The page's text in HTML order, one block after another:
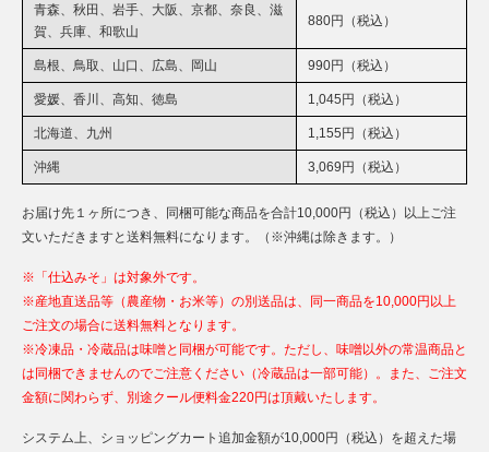
青森、秋田、岩手、大阪、京都、奈良、滋
賀、兵庫、和歌山
880円（税込）
島根、鳥取、山口、広島、岡山 990円（税込）
愛媛、香川、高知、徳島 1,045円（税込）
北海道、九州 1,155円（税込）
沖縄 3,069円（税込）
お届け先１ヶ所につき、同梱可能な商品を合計10,000円（税込）以上ご注
文いただきますと送料無料になります。（※沖縄は除きます。）
※「仕込みそ」は対象外です。
※産地直送品等（農産物・お米等）の別送品は、同一商品を10,000円以上
ご注文の場合に送料無料となります。
※冷凍品・冷蔵品は味噌と同梱が可能です。ただし、味噌以外の常温商品と
は同梱できませんのでご注意ください（冷蔵品は一部可能）。また、ご注文
金額に関わらず、別途クール便料金220円は頂戴いたします。
システム上、ショッピングカート追加金額が10,000円（税込）を超えた場